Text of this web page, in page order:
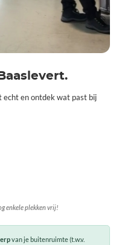
echt en ontdek wat past bij
enkele plekken vrij!
van je buitenruimte (t.w.v.